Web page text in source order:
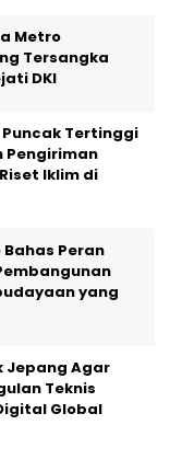
Metro
Tersangka
DKI
Puncak Tertinggi
Pengiriman
Iklim di
Peran
yang
Jepang Agar
Teknis
Global